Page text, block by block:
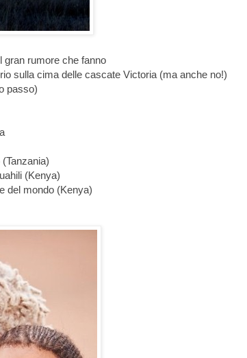
gran rumore che fanno
sulla cima delle cascate Victoria (ma anche no!)
passo)
(Kenya)
del mondo (Kenya)